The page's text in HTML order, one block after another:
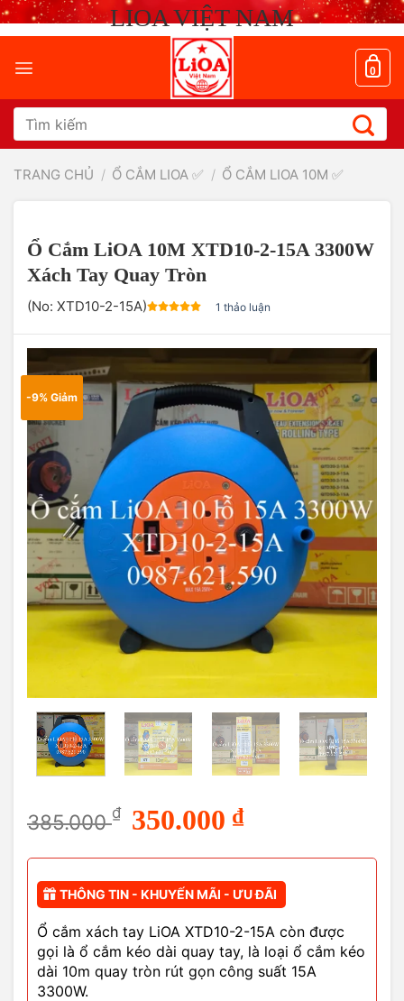
Chuyển
đến
dung
LIOA VIỆT NAM
0
Tìm
kiếm:
TRANG CHỦ / Ổ CẮM LIOA ✅ / Ổ CẮM LIOA 10M ✅
Ổ Cắm LiOA 10M XTD10-2-15A 3300W
Xách Tay Quay Tròn
(No: XTD10-2-15A) 1 thảo luận
-9% Giảm
385.000₫
Giá
gốc
là:
350.000 ₫Giá
hiện
tại
350.000 ₫.
THÔNG TIN - KHUYẾN MÃI - ƯU ĐÃI
Ổ cắm xách tay LiOA XTD10-2-15A còn được
gọi là ổ cắm kéo dài quay tay, là loại ổ cắm kéo
dài 10m quay tròn rút gọn công suất 15A
3300W.